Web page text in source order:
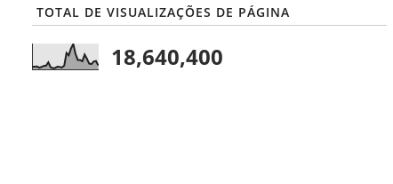
TOTAL DE VISUALIZAÇÕES DE PÁGINA
18,640,400